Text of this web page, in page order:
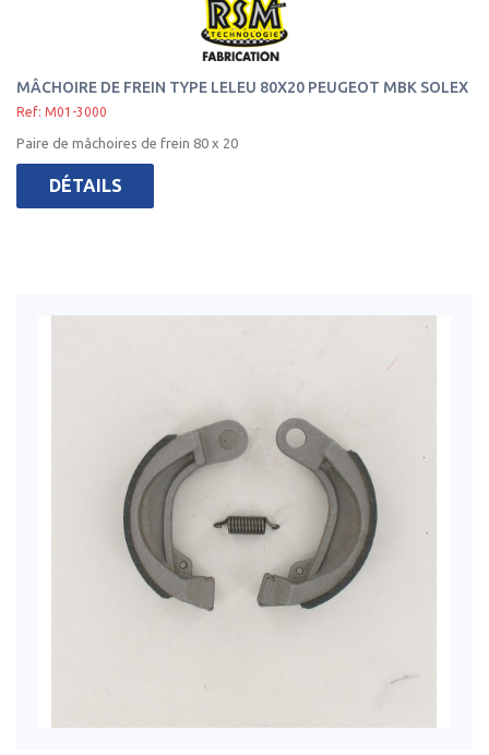
MÂCHOIRE DE FREIN TYPE LELEU 80X20 PEUGEOT MBK SOLEX
Ref: M01-3000
Paire de mâchoires de frein 80 x 20
DÉTAILS